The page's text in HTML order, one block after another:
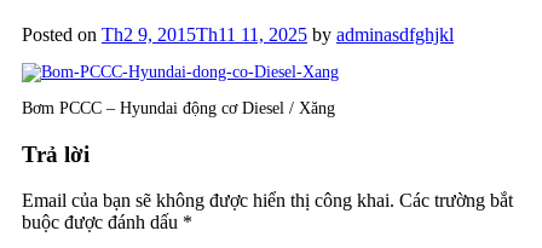
Posted on Th2 9, 2015Th11 11, 2025 by adminasdfghjkl
Bơm PCCC – Hyundai động cơ Diesel / Xăng
Trả lời
Email của bạn sẽ không được hiển thị công khai. Các trường bắt
buộc được đánh dấu *